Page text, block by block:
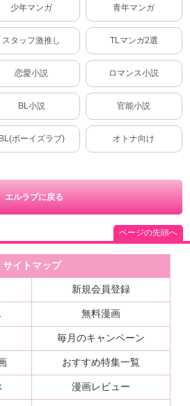
少年マンガ 青年マンガ
スタッフ激推し TLマンガ2選
恋愛小説 ロマンス小説
BL小説 官能小説
BL(ボーイズラブ) オトナ向け
エルラブに戻る
ページの先頭へ
サイトマップ
新規会員登録
無料漫画
毎月のキャンペーン
おすすめ特集一覧
漫画レビュー